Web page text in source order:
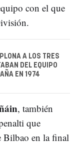
con el que
A LOS TRES
DEL EQUIPO
EN 1974
, también
que
Bilbao en la final